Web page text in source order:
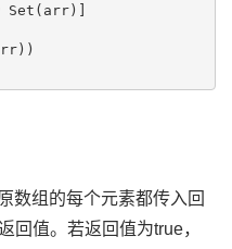
Set(arr)]
数组的每个元素都传入回
回值。若返回值为true，